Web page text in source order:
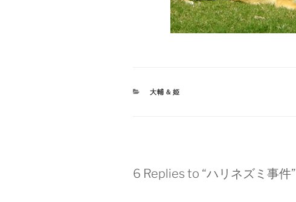
CATEGORIES
大輔＆姫
6 Replies to “ハリネズミ事件”